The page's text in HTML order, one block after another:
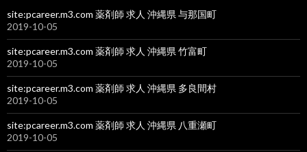
site:pcareer.m3.com 薬剤師 求人 沖縄県 与那国町
2019-10-05
site:pcareer.m3.com 薬剤師 求人 沖縄県 竹富町
2019-10-05
site:pcareer.m3.com 薬剤師 求人 沖縄県 多良間村
2019-10-05
site:pcareer.m3.com 薬剤師 求人 沖縄県 八重瀬町
2019-10-05